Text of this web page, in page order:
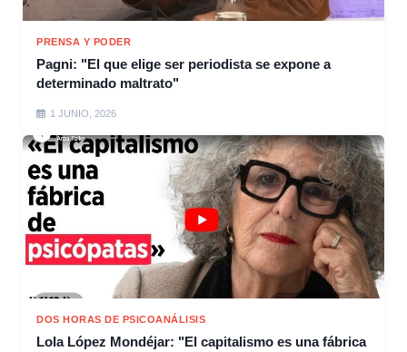
PRENSA Y PODER
Pagni: "El que elige ser periodista se expone a
determinado maltrato"
1 JUNIO, 2026
DOS HORAS DE PSICOANÁLISIS
Lola López Mondéjar: "El capitalismo es una fábrica